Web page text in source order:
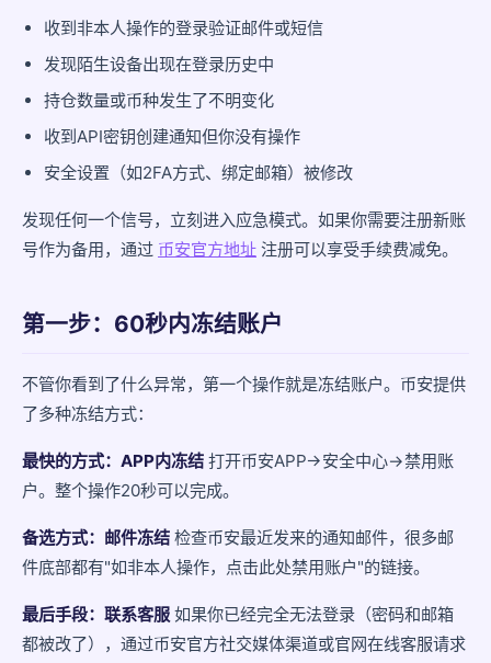
第六步：后续处理
常见问题
收到非本人操作的登录验证邮件或短信
发现陌生设备出现在登录历史中
持仓数量或币种发生了不明变化
收到API密钥创建通知但你没有操作
安全设置（如2FA方式、绑定邮箱）被修改
发现任何一个信号，立刻进入应急模式。如果你需要注册新账
号作为备用，通过 币安官方地址 注册可以享受手续费减免。
第一步：60秒内冻结账户
不管你看到了什么异常，第一个操作就是冻结账户。币安提供
了多种冻结方式：
最快的方式：APP内冻结 打开币安APP→安全中心→禁用账
户。整个操作20秒可以完成。
备选方式：邮件冻结 检查币安最近发来的通知邮件，很多邮
件底部都有"如非本人操作，点击此处禁用账户"的链接。
最后手段：联系客服 如果你已经完全无法登录（密码和邮箱
都被改了），通过币安官方社交媒体渠道或官网在线客服请求